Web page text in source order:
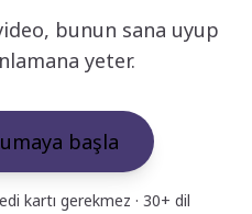
bunun sana uyup
yeter.
başla
kartı gerekmez · 30+ dil